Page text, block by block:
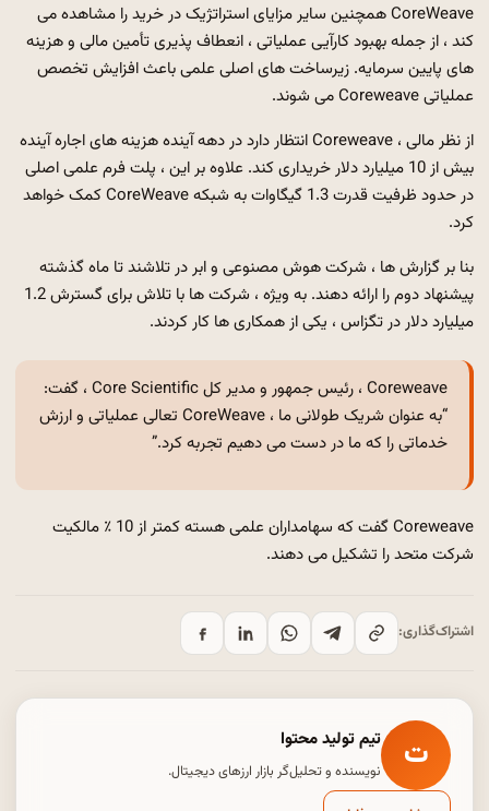
CoreWeave همچنین سایر مزایای استراتژیک در خرید را مشاهده می
کند ، از جمله بهبود کارآیی عملیاتی ، انعطاف پذیری تأمین مالی و هزینه
های پایین سرمایه. زیرساخت های اصلی علمی باعث افزایش تخصص
عملیاتی Coreweave می شوند.
از نظر مالی ، Coreweave انتظار دارد در دهه آینده هزینه های اجاره آینده
بیش از 10 میلیارد دلار خریداری کند. علاوه بر این ، پلت فرم علمی اصلی
در حدود ظرفیت قدرت 1.3 گیگاوات به شبکه CoreWeave کمک خواهد
کرد.
بنا بر گزارش ها ، شرکت هوش مصنوعی و ابر در تلاشند تا ماه گذشته
پیشنهاد دوم را ارائه دهند. به ویژه ، شرکت ها با تلاش برای گسترش 1.2
میلیارد دلار در تگزاس ، یکی از همکاری ها کار کردند.
Coreweave ، رئیس جمهور و مدیر کل Core Scientific ، گفت:
“به عنوان شریک طولانی ما ، CoreWeave تعالی عملیاتی و ارزش
خدماتی را که ما در دست می دهیم تجربه کرد.”
Coreweave گفت که سهامداران علمی هسته کمتر از 10 ٪ مالکیت
شرکت متحد را تشکیل می دهند.
اشتراک‌گذاری:
ت تیم تولید محتوا
نویسنده و تحلیل‌گر بازار ارزهای دیجیتال.